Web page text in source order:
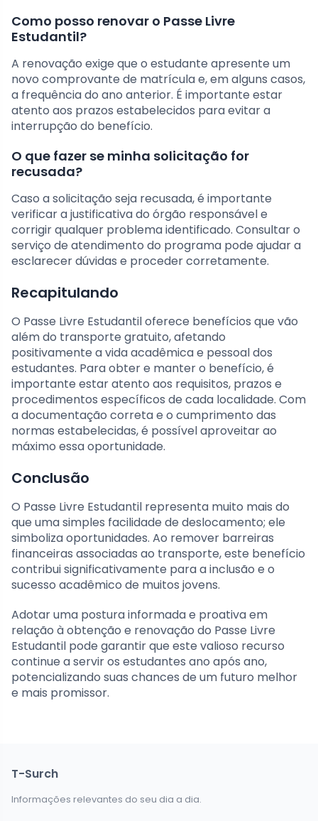
Como posso renovar o Passe Livre
Estudantil?
A renovação exige que o estudante apresente um
novo comprovante de matrícula e, em alguns casos,
a frequência do ano anterior. É importante estar
atento aos prazos estabelecidos para evitar a
interrupção do benefício.
O que fazer se minha solicitação for
recusada?
Caso a solicitação seja recusada, é importante
verificar a justificativa do órgão responsável e
corrigir qualquer problema identificado. Consultar o
serviço de atendimento do programa pode ajudar a
esclarecer dúvidas e proceder corretamente.
Recapitulando
O Passe Livre Estudantil oferece benefícios que vão
além do transporte gratuito, afetando
positivamente a vida acadêmica e pessoal dos
estudantes. Para obter e manter o benefício, é
importante estar atento aos requisitos, prazos e
procedimentos específicos de cada localidade. Com
a documentação correta e o cumprimento das
normas estabelecidas, é possível aproveitar ao
máximo essa oportunidade.
Conclusão
O Passe Livre Estudantil representa muito mais do
que uma simples facilidade de deslocamento; ele
simboliza oportunidades. Ao remover barreiras
financeiras associadas ao transporte, este benefício
contribui significativamente para a inclusão e o
sucesso acadêmico de muitos jovens.
Adotar uma postura informada e proativa em
relação à obtenção e renovação do Passe Livre
Estudantil pode garantir que este valioso recurso
continue a servir os estudantes ano após ano,
potencializando suas chances de um futuro melhor
e mais promissor.
T-Surch
Informações relevantes do seu dia a dia.